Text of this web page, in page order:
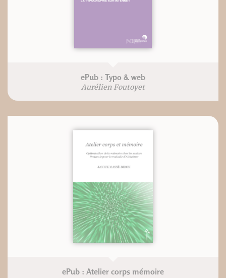
ePub : Typo & web
Aurélien Foutoyet
ePub : Atelier corps mémoire